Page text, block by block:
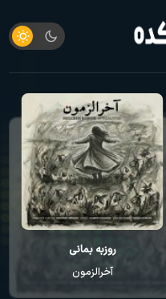
روزبه بمانی
آخرالزمون